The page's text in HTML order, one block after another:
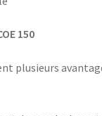
150
plusieurs